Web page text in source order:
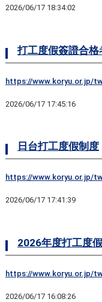
2026/06/17 18:34:02
打工度假簽證合格
https://www.koryu.or.jp/
2026/06/17 17:45:16
日台打工度假制度
https://www.koryu.or.jp/
2026/06/17 17:41:39
2026年度打工度
https://www.koryu.or.jp/
2026/06/17 16:08:26